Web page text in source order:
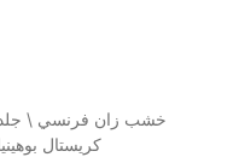
كريستال